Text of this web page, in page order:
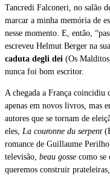
Tancredi Falconeri, no salão
marcar a minha memória de
nesse momento. E, então,
escreveu Helmut Berger na
caduta degli dei (Os
nunca foi bom escritor.
A chegada a França coincidiu
apenas em novos livros, mas
autores que se tornam de
eles, La couronne du serpent
romance de Guillaume
televisão, beau gosse como se
queremos construir